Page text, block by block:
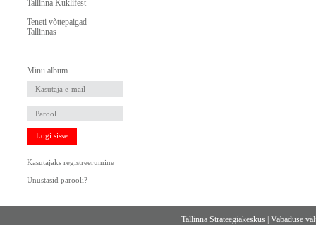
Tallinna Kuklifest
Teneti võttepaigad
Tallinnas
Minu album
Logi sisse
Kasutajaks registreerumine
Unustasid parooli?
Tallinna Strateegiakeskus |Vabaduse